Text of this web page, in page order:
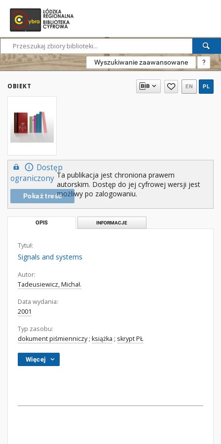
Wyszukiwanie zaawansowane ?
OBIEKT EN PL
Dostęp
ograniczony
Pokaż treść
Ta publikacja jest chroniona prawem
autorskim. Dostęp do jej cyfrowej wersji jest
możliwy po zalogowaniu.
OPIS INFORMACJE
Tytuł:
Signals and systems
Autor:
Tadeusiewicz, Michał.
Data wydania:
2001
Typ zasobu:
dokument piśmienniczy; książka ; skrypt PŁ
Więcej